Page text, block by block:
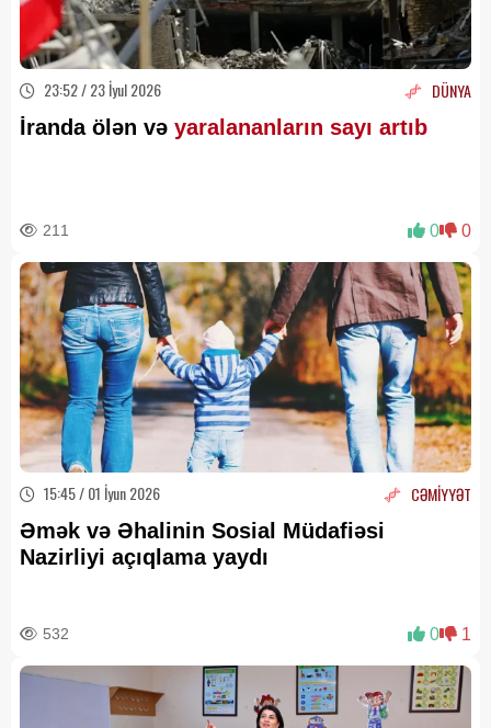
23:52 / 23 İyul 2026 DÜNYA
İranda ölən və yaralananların sayı artıb
211 0 0
15:45 / 01 İyun 2026 CƏMİYYƏT
Əmək və Əhalinin Sosial Müdafiəsi
Nazirliyi açıqlama yaydı
532 0 1